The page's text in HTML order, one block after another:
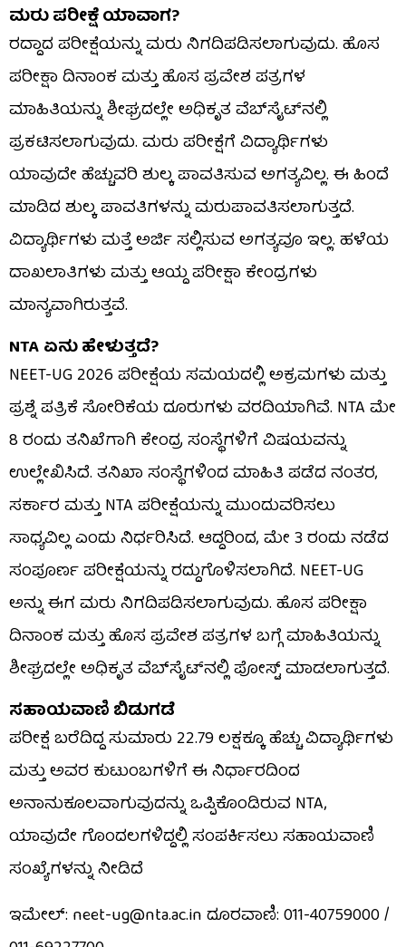
ಮರು ಪರೀಕ್ಷೆ ಯಾವಾಗ?
ರದ್ದಾದ ಪರೀಕ್ಷೆಯನ್ನು ಮರು ನಿಗದಿಪಡಿಸಲಾಗುವುದು. ಹೊಸ
ಪರೀಕ್ಷಾ ದಿನಾಂಕ ಮತ್ತು ಹೊಸ ಪ್ರವೇಶ ಪತ್ರಗಳ
ಮಾಹಿತಿಯನ್ನು ಶೀಘ್ರದಲ್ಲೇ ಅಧಿಕೃತ ವೆಬ್‌ಸೈಟ್‌ನಲ್ಲಿ
ಪ್ರಕಟಿಸಲಾಗುವುದು. ಮರು ಪರೀಕ್ಷೆಗೆ ವಿದ್ಯಾರ್ಥಿಗಳು
ಯಾವುದೇ ಹೆಚ್ಚುವರಿ ಶುಲ್ಕ ಪಾವತಿಸುವ ಅಗತ್ಯವಿಲ್ಲ. ಈ ಹಿಂದೆ
ಮಾಡಿದ ಶುಲ್ಕ ಪಾವತಿಗಳನ್ನು ಮರುಪಾವತಿಸಲಾಗುತ್ತದೆ.
ವಿದ್ಯಾರ್ಥಿಗಳು ಮತ್ತೆ ಅರ್ಜಿ ಸಲ್ಲಿಸುವ ಅಗತ್ಯವೂ ಇಲ್ಲ. ಹಳೆಯ
ದಾಖಲಾತಿಗಳು ಮತ್ತು ಆಯ್ದ ಪರೀಕ್ಷಾ ಕೇಂದ್ರಗಳು
ಮಾನ್ಯವಾಗಿರುತ್ತವೆ.
NTA ಏನು ಹೇಳುತ್ತದೆ?
NEET-UG 2026 ಪರೀಕ್ಷೆಯ ಸಮಯದಲ್ಲಿ ಅಕ್ರಮಗಳು ಮತ್ತು
ಪ್ರಶ್ನೆ ಪತ್ರಿಕೆ ಸೋರಿಕೆಯ ದೂರುಗಳು ವರದಿಯಾಗಿವೆ. NTA ಮೇ
8 ರಂದು ತನಿಖೆಗಾಗಿ ಕೇಂದ್ರ ಸಂಸ್ಥೆಗಳಿಗೆ ವಿಷಯವನ್ನು
ಉಲ್ಲೇಖಿಸಿದೆ. ತನಿಖಾ ಸಂಸ್ಥೆಗಳಿಂದ ಮಾಹಿತಿ ಪಡೆದ ನಂತರ,
ಸರ್ಕಾರ ಮತ್ತು NTA ಪರೀಕ್ಷೆಯನ್ನು ಮುಂದುವರಿಸಲು
ಸಾಧ್ಯವಿಲ್ಲ ಎಂದು ನಿರ್ಧರಿಸಿದೆ. ಆದ್ದರಿಂದ, ಮೇ 3 ರಂದು ನಡೆದ
ಸಂಪೂರ್ಣ ಪರೀಕ್ಷೆಯನ್ನು ರದ್ದುಗೊಳಿಸಲಾಗಿದೆ. NEET-UG
ಅನ್ನು ಈಗ ಮರು ನಿಗದಿಪಡಿಸಲಾಗುವುದು. ಹೊಸ ಪರೀಕ್ಷಾ
ದಿನಾಂಕ ಮತ್ತು ಹೊಸ ಪ್ರವೇಶ ಪತ್ರಗಳ ಬಗ್ಗೆ ಮಾಹಿತಿಯನ್ನು
ಶೀಘ್ರದಲ್ಲೇ ಅಧಿಕೃತ ವೆಬ್‌ಸೈಟ್‌ನಲ್ಲಿ ಪೋಸ್ಟ್ ಮಾಡಲಾಗುತ್ತದೆ.
ಸಹಾಯವಾಣಿ ಬಿಡುಗಡೆ
ಪರೀಕ್ಷೆ ಬರೆದಿದ್ದ ಸುಮಾರು 22.79 ಲಕ್ಷಕ್ಕೂ ಹೆಚ್ಚು ವಿದ್ಯಾರ್ಥಿಗಳು
ಮತ್ತು ಅವರ ಕುಟುಂಬಗಳಿಗೆ ಈ ನಿರ್ಧಾರದಿಂದ
ಅನಾನುಕೂಲವಾಗುವುದನ್ನು ಒಪ್ಪಿಕೊಂಡಿರುವ NTA,
ಯಾವುದೇ ಗೊಂದಲಗಳಿದ್ದಲ್ಲಿ ಸಂಪರ್ಕಿಸಲು ಸಹಾಯವಾಣಿ
ಸಂಖ್ಯೆಗಳನ್ನು ನೀಡಿದೆ
ಇಮೇಲ್: neet-ug@nta.ac.in ದೂರವಾಣಿ: 011-40759000 /